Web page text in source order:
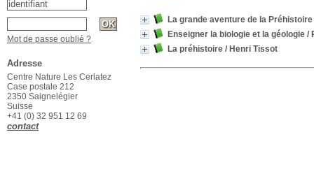
La grande aventure de la Préhistoire
Enseigner la biologie et la géologie /
La préhistoire / Henri Tissot
Mot de passe oublié ?
Adresse
Centre Nature Les Cerlatez
Case postale 212
2350 Saignelégier
Suisse
+41 (0) 32 951 12 69
contact